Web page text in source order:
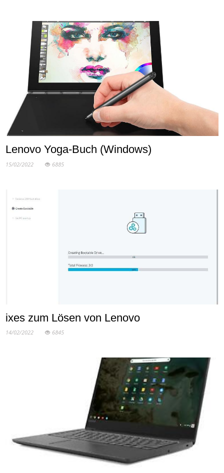
Lenovo Yoga-Buch (Windows)
15/02/2022 6885
ixes zum Lösen von Lenovo
14/02/2022 6845